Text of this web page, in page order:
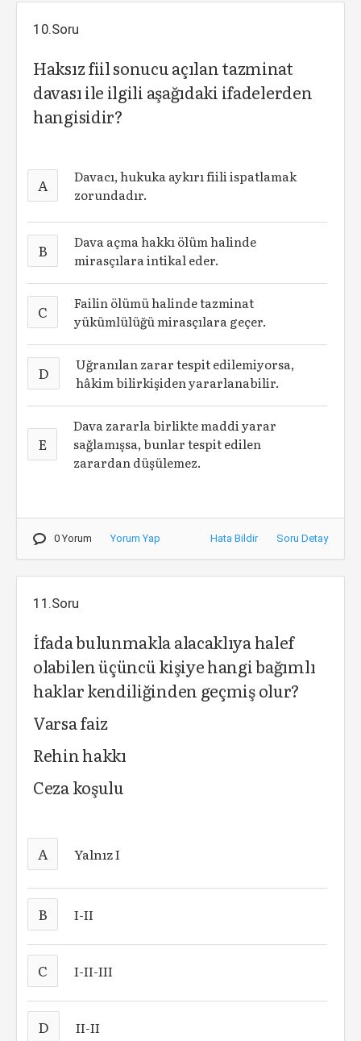
10.Soru
Haksız fiil sonucu açılan tazminat
davası ile ilgili aşağıdaki ifadelerden
hangisidir?
A
Davacı, hukuka aykırı fiili ispatlamak
zorundadır.
B
Dava açma hakkı ölüm halinde
mirasçılara intikal eder.
C
Failin ölümü halinde tazminat
yükümlülüğü mirasçılara geçer.
D
Uğranılan zarar tespit edilemiyorsa,
hâkim bilirkişiden yararlanabilir.
E
Dava zararla birlikte maddi yarar
sağlamışsa, bunlar tespit edilen
zarardan düşülemez.
0 Yorum Yorum Yap Hata Bildir Soru Detay
11.Soru
İfada bulunmakla alacaklıya halef
olabilen üçüncü kişiye hangi bağımlı
haklar kendiliğinden geçmiş olur?
Varsa faiz
Rehin hakkı
Ceza koşulu
A Yalnız I
B I-II
C I-II-III
D II-II